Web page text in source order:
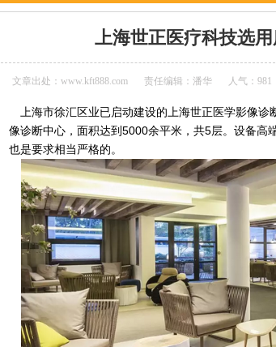
上海世正医疗科技选
文章出处：www.kft888.com 责任编辑：潘华 人气： 981
上海市徐汇区业已启动建设的上海世正医学影像
像诊断中心，面积达到 5000余平米，共5层。设备高
也是要求相当严格的 。